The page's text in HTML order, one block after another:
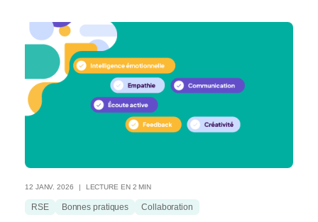
12 JANV. 2026 LECTURE EN 2 MIN
RSE Bonnes pratiques Collaboration